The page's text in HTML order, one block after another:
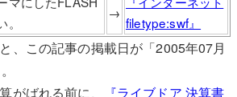
→
filetype:swf』
、この記事の掲載日が「2005年07月
がばれる前に、
『ライブドア 決算書